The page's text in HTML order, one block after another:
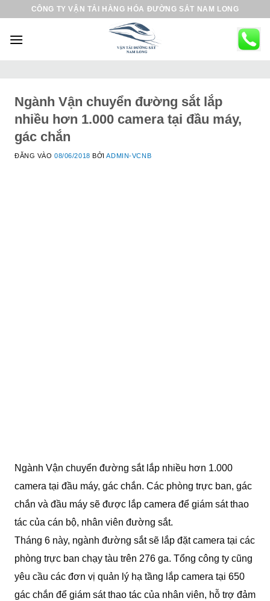
CÔNG TY VẬN TẢI HÀNG HÓA ĐƯỜNG SẮT NAM LONG
Ngành Vận chuyển đường sắt lắp
nhiều hơn 1.000 camera tại đầu máy,
gác chắn
ĐĂNG VÀO08/06/2018 BỞIADMIN-VCNB
Ngành Vận chuyển đường sắt lắp nhiều hơn 1.000
camera tại đầu máy, gác chắn. Các phòng trực ban, gác
chắn và đầu máy sẽ được lắp camera để giám sát thao
tác của cán bộ, nhân viên đường sắt.
Tháng 6 này, ngành đường sắt sẽ lắp đặt camera tại các
phòng trực ban chạy tàu trên 276 ga. Tổng công ty cũng
yêu cầu các đơn vị quản lý hạ tầng lắp camera tại 650
gác chắn để giám sát thao tác của nhân viên, hỗ trợ đảm